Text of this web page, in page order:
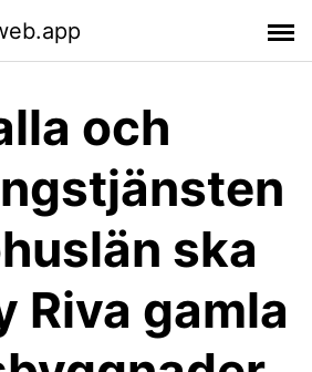
och
ska
Riva gamla